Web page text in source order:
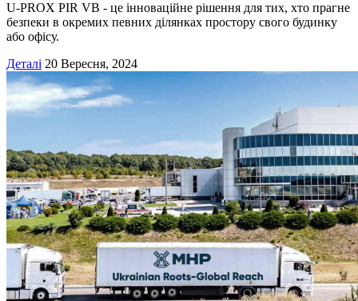
U-PROX PIR VB - це інноваційне рішення для тих, хто прагне
безпеки в окремих певних ділянках простору свого будинку
або офісу.
Деталі 20 Вересня, 2024